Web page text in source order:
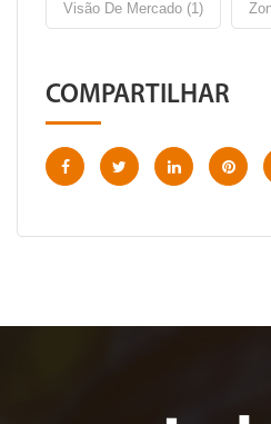
Visão De Mercado (1)
COMPARTILHAR